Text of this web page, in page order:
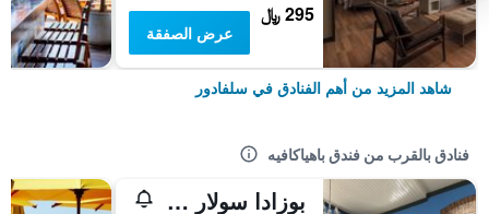
295 ﷼
عرض الصفقة
شاهد المزيد من أهم الفنادق في سلفادور
فنادق بالقرب من فندق باهياكافيه
بوزادا سولار دوس ديوزيس